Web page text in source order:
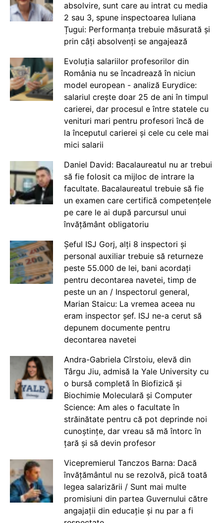
absolvire, sunt care au intrat cu media
2 sau 3, spune inspectoarea Iuliana
Țugui: Performanța trebuie măsurată și
prin câți absolvenți se angajează
Evoluția salariilor profesorilor din
România nu se încadrează în niciun
model european - analiză Eurydice:
salariul crește doar 25 de ani în timpul
carierei, dar procesul e între statele cu
venituri mari pentru profesori încă de
la începutul carierei și cele cu cele mai
mici salarii
Daniel David: Bacalaureatul nu ar trebui
să fie folosit ca mijloc de intrare la
facultate. Bacalaureatul trebuie să fie
un examen care certifică competențele
pe care le ai după parcursul unui
învățământ obligatoriu
Șeful ISJ Gorj, alți 8 inspectori și
personal auxiliar trebuie să returneze
peste 55.000 de lei, bani acordați
pentru decontarea navetei, timp de
peste un an / Inspectorul general,
Marian Staicu: La vremea aceea nu
eram inspector șef. ISJ ne-a cerut să
depunem documente pentru
decontarea navetei
Andra-Gabriela Cîrstoiu, elevă din
Târgu Jiu, admisă la Yale University cu
o bursă completă în Biofizică și
Biochimie Moleculară și Computer
Science: Am ales o facultate în
străinătate pentru că pot deprinde noi
cunoștințe, dar vreau să mă întorc în
țară și să devin profesor
Vicepremierul Tanczos Barna: Dacă
învățământul nu se rezolvă, pică toată
legea salarizării / Sunt mai multe
promisiuni din partea Guvernului către
angajații din educație și nu par a fi